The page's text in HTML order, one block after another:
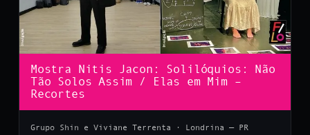
Mostra Nitis Jacon: Solilóquios: Não
Tão Solos Assim / Elas em Mim –
Recortes
Grupo Shin e Viviane Terrenta · Londrina — PR